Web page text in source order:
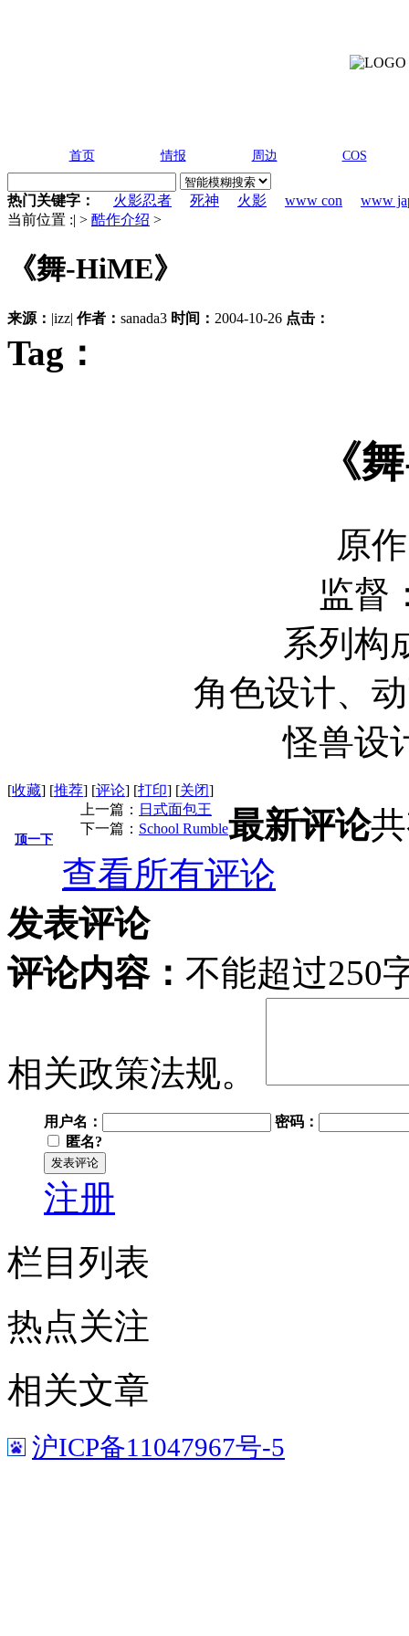
首页 情报 周边 COS
热门关键字： 火影忍者 死神 火影 www con
www
当前位置 :| > 酷作介绍 >
《舞-HiME》
来源： |izz| 作者： sanada3 时间： 2004-10-26 点击：
Tag：
《
原
监督
系列构
角色设计、
怪兽设
[收藏] [推荐] [评论] [打印] [关闭]
顶一下
上一篇： 日式面包王
下一篇： School Rumble最新评论
查看所有评论
发表评论
评论内容： 不能超过250
相关政策法规。
用户名：
密码：
匿名?
注册
栏目列表
热点关注
相关文章
沪ICP备11047967号-5